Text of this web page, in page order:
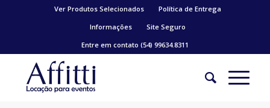
Ver Produtos Selecionados
Política de Entrega
Informações
Site Seguro
Entre em contato (54) 99634.8311